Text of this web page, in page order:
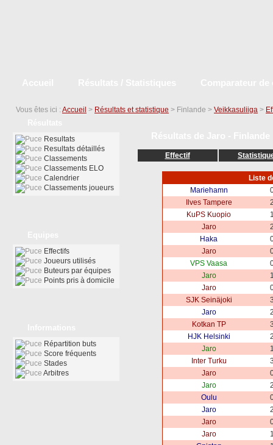
Vous êtes ici : Accueil > Résultats et statistique > Finlande > Veikkasuliiga >
Effectif
Liste
Mariehamn
Ilves Tampere
KuPS Kuopio
Jaro
Haka
Jaro
VPS Vaasa
Jaro
Jaro
SJK Seinäjoki
Jaro
Kotkan TP
HJK Helsinki
Jaro
Inter Turku
Jaro
Jaro
Oulu
Jaro
Jaro
Jaro
Resultats
Resultats détaillés
Classements
Classements ELO
Calendrier
Classements joueurs
Effectifs
Joueurs utilisés
Buteurs par équipes
Points pris à domicile
Répartition buts
Score fréquents
Stades
Arbitres